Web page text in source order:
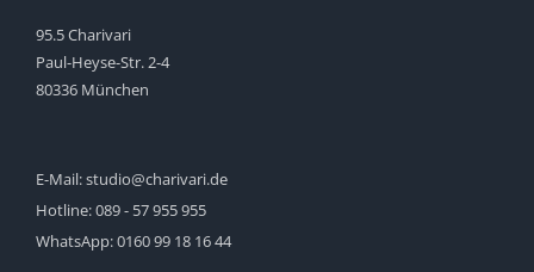
95.5 Charivari
Paul-Heyse-Str. 2-4
80336 München
E-Mail:studio@charivari.de
Hotline:089 - 57 955 955
WhatsApp:0160 99 18 16 44